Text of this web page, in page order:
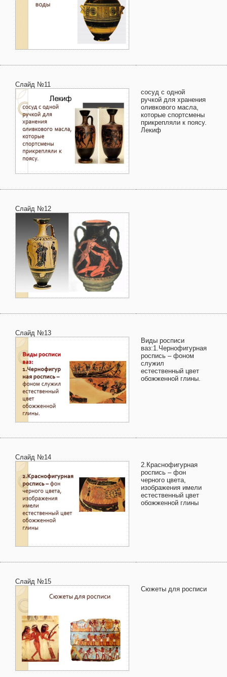
Слайд №11
сосуд с одной
ручкой для хранения
оливкового масла,
которые спортсмены
прикрепляли к поясу.
Лекиф
Слайд №12
Слайд №13
Виды росписи
ваз:1.Чернофигурная
роспись – фоном
служил
естественный цвет
обожженной глины.
Слайд №14
2.Краснофигурная
роспись – фон
черного цвета,
изображения имели
естественный цвет
обожженной глины
Слайд №15
Сюжеты для росписи